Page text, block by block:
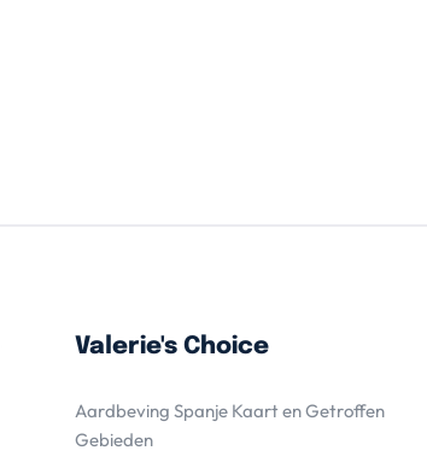
Valerie's Choice
Aardbeving Spanje Kaart en Getroffen
Gebieden